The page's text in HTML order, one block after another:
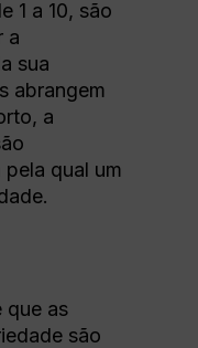
1 a 10, são
a
sua
abrangem
a
qual um
que as
são